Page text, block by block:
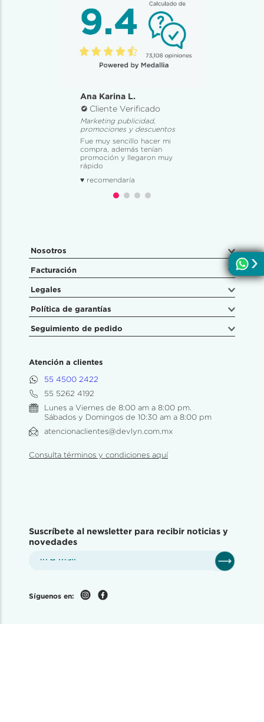
Ana Karina L.
Cliente Verificado
Marketing publicidad,
promociones y descuentos
Fue muy sencillo hacer mi
compra, además tenían
promoción y llegaron muy
rápido
♥ recomendaría
Nosotros
Facturación
Legales
Política de garantías
Seguimiento de pedido
Atención a clientes
55 4500 2422
55 5262 4192
Lunes a Viernes de 8:00 am a 8:00 pm.
Sábados y Domingos de 10:30 am a 8:00 pm
atencionaclientes@devlyn.com.mx
Consulta términos y condiciones aquí
Suscríbete al newsletter para recibir noticias y
novedades
Síguenos en: